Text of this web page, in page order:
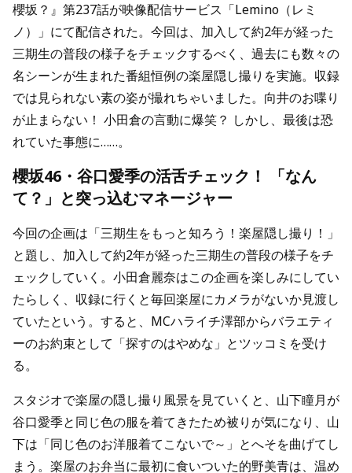
櫻坂？』第237話が映像配信サービス「Lemino（レミ
ノ）」にて配信された。今回は、加入して約2年が経った
三期生の普段の様子をチェックするべく、過去にも数々の
名シーンが生まれた番組恒例の楽屋隠し撮りを実施。収録
では見られない素の姿が撮れちゃいました。向井のお喋り
が止まらない！ 小田倉の言動に爆笑？ しかし、最後は恐
れていた事態に……。
櫻坂46・谷口愛季の活舌チェック！ 「なん
て？」と突っ込むマネージャー
今回の企画は「三期生をもっと知ろう！楽屋隠し撮り！」
と題し、加入して約2年が経った三期生の普段の様子をチ
ェックしていく。小田倉麗奈はこの企画を楽しみにしてい
たらしく、収録に行くと毎回楽屋にカメラがないか見渡し
ていたという。すると、MCハライチ澤部からバラエティ
ーのお約束として「探すのはやめな」とツッコミを受け
る。
スタジオで楽屋の隠し撮り風景を見ていくと、山下瞳月が
谷口愛季と同じ色の服を着てきたため被りが気になり、山
下は「同じ色のお洋服着てこないで～」とへそを曲げてし
まう。楽屋のお弁当に最初に食いついた的野美青は、温め